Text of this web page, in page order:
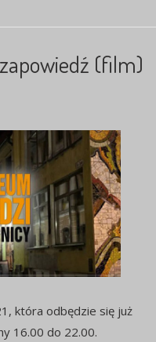
(film)
która odbędzie się już
16.00 do 22.00.